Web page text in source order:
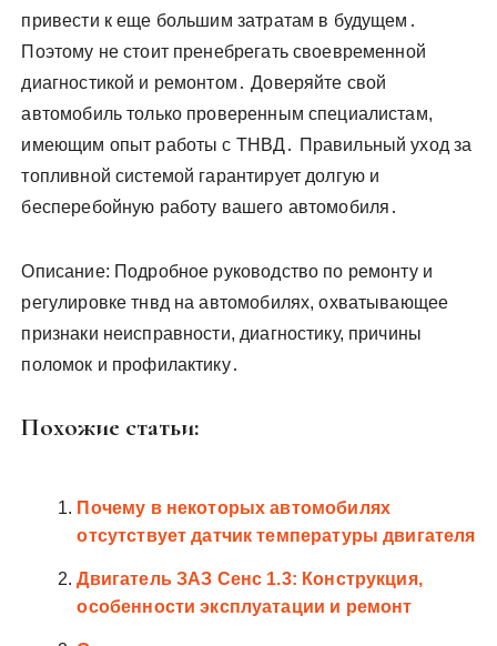
привести к еще большим затратам в будущем․
Поэтому не стоит пренебрегать своевременной
диагностикой и ремонтом․ Доверяйте свой
автомобиль только проверенным специалистам,
имеющим опыт работы с ТНВД․ Правильный уход за
топливной системой гарантирует долгую и
бесперебойную работу вашего автомобиля․
Описание: Подробное руководство по ремонту и
регулировке тнвд на автомобилях, охватывающее
признаки неисправности, диагностику, причины
поломок и профилактику․
Похожие статьи:
Почему в некоторых автомобилях
отсутствует датчик температуры двигателя
Двигатель ЗАЗ Сенс 1.3: Конструкция,
особенности эксплуатации и ремонт